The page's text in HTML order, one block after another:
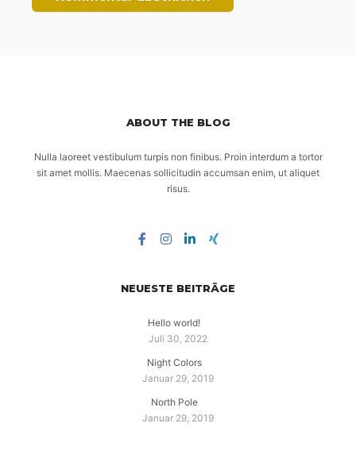
ABOUT THE BLOG
Nulla laoreet vestibulum turpis non finibus. Proin interdum a tortor
sit amet mollis. Maecenas sollicitudin accumsan enim, ut aliquet
risus.
NEUESTE BEITRÄGE
Hello world!
Juli 30, 2022
Night Colors
Januar 29, 2019
North Pole
Januar 29, 2019